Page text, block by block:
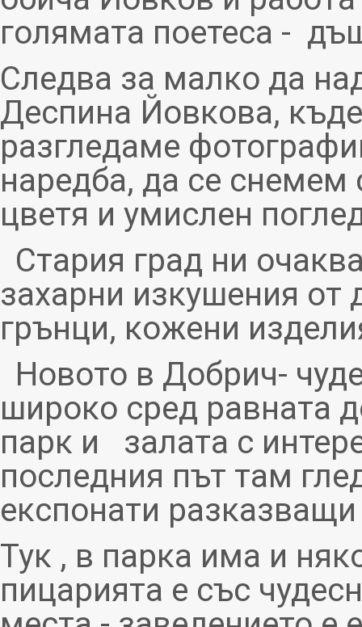
голямата поетеса -
Следва за малко да
Деспина Йовкова,
разгледаме
наредба, да се
цветя и умислен
Стария град ни
захарни изкушения от
грънци, кожени
Новото в Добрич-
широко сред равната
парк и залата с
последния път там
експонати
Тук , в парка има и
пицарията е със